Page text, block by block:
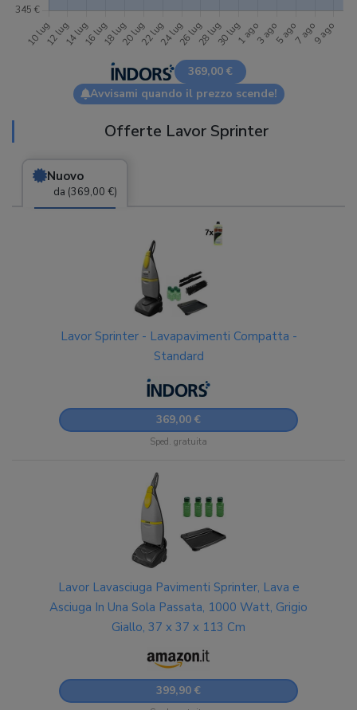
369,00 €
Avvisami quando il prezzo scende!
Offerte Lavor Sprinter
Nuovo
da (369,00 €)
Lavor Sprinter - Lavapavimenti Compatta -
Standard
369,00 €
Sped. gratuita
Lavor Lavasciuga Pavimenti Sprinter, Lava e
Asciuga In Una Sola Passata, 1000 Watt, Grigio
Giallo, 37 x 37 x 113 Cm
399,90 €